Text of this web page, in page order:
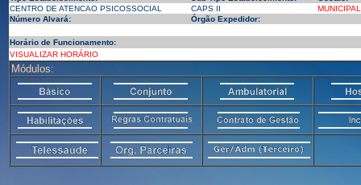
CENTRO DE ATENCAO PSICOSSOCIAL
CAPS II
MUNICIPAL
Número Alvará:
Órgão Expedidor:
Horário de Funcionamento:
VISUALIZAR HORÁRIO
Módulos: